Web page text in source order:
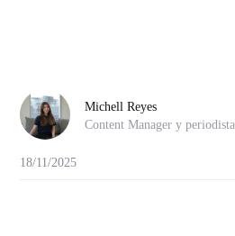
Michell Reyes
Content Manager y periodista
18/11/2025